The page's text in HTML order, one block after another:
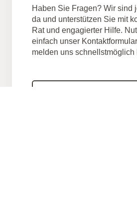
Haben Sie Fragen? Wir sind
da und unterstützen Sie mit
Rat und engagierter Hilfe.
einfach unser
melden uns schnellstmöglich